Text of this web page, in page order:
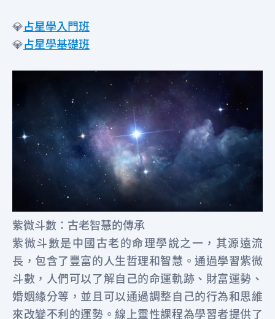
💎占星學入門班
💎占星學基礎班
紫微斗數：古老智慧的傳承
紫微斗數是中國古老的命理學說之一，其源遠流
長，包含了豐富的人生哲理和智慧。通過學習紫微
斗數，人們可以了解自己的命運軌跡、財富運勢、
婚姻緣分等，並且可以通過調整自己的行為和思維
來改變不利的運勢。線上靈性課程為學習者提供了